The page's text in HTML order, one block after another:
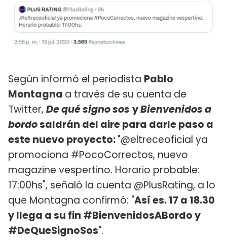
Según informó el periodista Pablo
Montagna a través de su cuenta de
Twitter, De qué signo sos yBienvenidos a
bordosaldrán del aire para darle paso a
este nuevo proyecto:"@eltreceoficial ya
promociona #PocoCorrectos, nuevo
magazine vespertino. Horario probable:
17:00hs", señaló la cuenta @PlusRating, a lo
que Montagna confirmó: "Así es. 17 a 18.30
y llega a su fin #BienvenidosABordo y
#DeQueSignoSos".